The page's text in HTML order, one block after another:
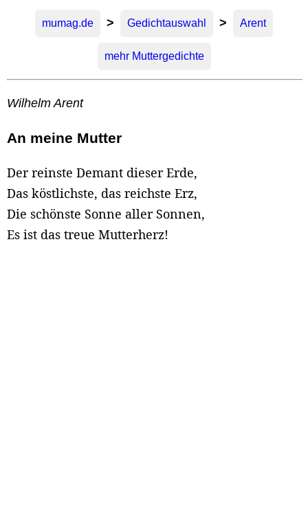
mumag.de > Gedichtauswahl > Arent
mehr Muttergedichte
Wilhelm Arent
An meine Mutter
Der reinste Demant dieser Erde,
Das köstlichste, das reichste Erz,
Die schönste Sonne aller Sonnen,
Es ist das treue Mutterherz!